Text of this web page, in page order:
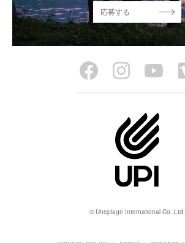
応募する
© Uneplage International Co.,Ltd.